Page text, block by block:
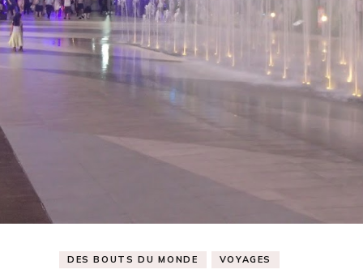
DES BOUTS DU MONDE VOYAGES